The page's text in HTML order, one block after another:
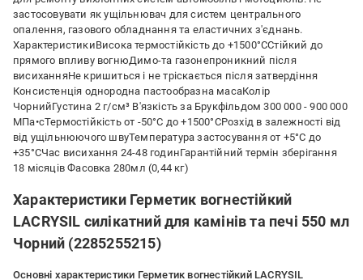
застосовувати як ущільнювач для систем центрального
опалення, газового обладнання та еластичних з'єднань.
ХарактеристикиВисока термостійкість до +1500°CСтійкий до
прямого впливу вогнюДимо-та газонепроникний після
висиханняНе кришиться і не тріскається після затвердіння
Консистенція однородна пастообразна масаКолір
ЧорнийГустина 2 г/см³ В'язкість за Брукфільдом 300 000 - 900 000
МПа•сТермостійкість от -50°С до +1500°СРозхід в залежності від
від ущільнюючого швуТемпература застосування от +5°С до
+35°СЧас висихання 24-48 годинГарантійний термін зберігання
18 місяців Фасовка 280мл (0,44 кг)
Характеристики Герметик вогнестійкий
LACRYSIL силікатний для камінів та печі 550 мл
Чорний (2285255215)
Основні характеристики Герметик вогнестійкий LACRYSIL